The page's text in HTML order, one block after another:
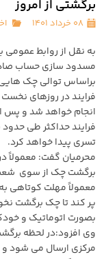
برگشتی از امروز
۰۸ خرداد ۱۴۰۱
به نقل از روابط عمومی
مسدود سازی حساب
براساس توالی چک
فرایند در روزهای
انجام خواهد شد و پس
فرایند حداکثر طی
تسری پیدا خواهد کرد.
محرمیان گفت: معمولاً
برگشت چک از سوی شعب
معمولاً مهلت کوتاهی
پر کند تا چک برگشت
بصورت اتوماتیک و
وی افزود:در لحظه
مرکزی ارسال می شود